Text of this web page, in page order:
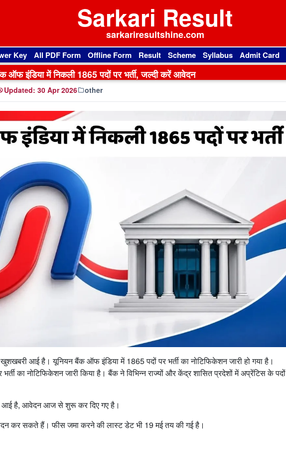
Sarkari Result
sarkariresultshine.com
Key All PDF Form Offline Form Result Scheme Syllabus Admit Card
ऑफ इंडिया में निकली 1865 पदों पर भर्ती, जल्दी करें आवेदन
Updated: 30 Apr 2026 other
आई है। यूनियन बैंक ऑफ इंडिया में 1865 पदों पर भर्ती का नोटिफिकेशन जारी हो गया है।
का नोटिफिकेशन जारी किया है। बैंक ने विभिन्न राज्यों और केंद्र शासित प्रदेशों में अप्रेंटिस के पदों
आई है, आवेदन आज से शुरू कर दिए गए है।
कर सकते हैं। फीस जमा करने की लास्ट डेट भी 19 मई तय की गई है।